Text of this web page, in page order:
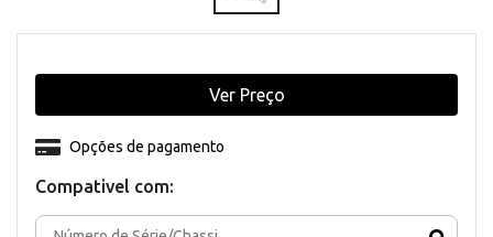
Compativel com:
Opções de pagamento
Ver Preço